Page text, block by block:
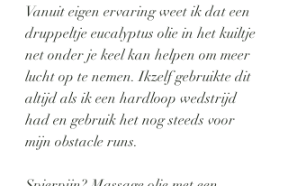
Vanuit eigen ervaring weet ik dat een
druppeltje eucalyptus olie in het kuiltje
net onder je keel kan helpen om meer
lucht op te nemen. Ikzelf gebruikte dit
altijd als ik een hardloop wedstrijd
had en gebruik het nog steeds voor
mijn obstacle runs.